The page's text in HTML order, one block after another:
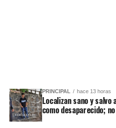
PRINCIPAL hace 13 horas
Localizan sano y
como desaparecido;